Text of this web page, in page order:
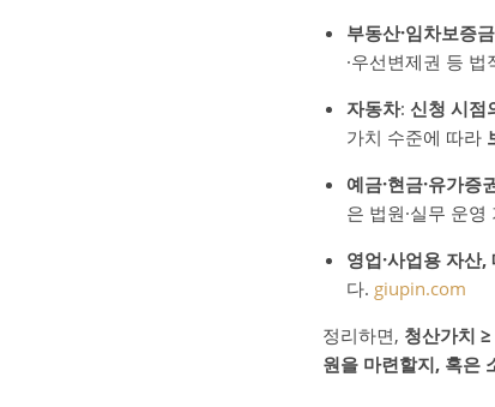
부동산·임차보증금
·우선변제권 등
자동차: 신청 시점
가치 수준에 따라
예금·현금·유가증
은 법원·실무 운
영업·사업용 자산
다. giupin.com
정리하면, 청산가치
원을 마련할지, 혹은